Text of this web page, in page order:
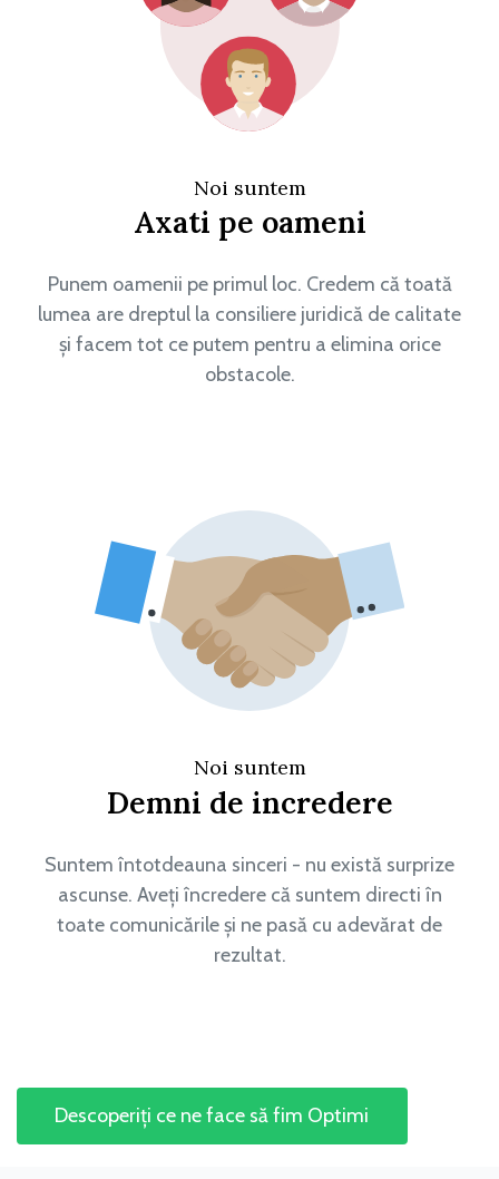
Noi suntem
Axati pe oameni
Punem oamenii pe primul loc. Credem că toată
lumea are dreptul la consiliere juridică de calitate
și facem tot ce putem pentru a elimina orice
obstacole.
Noi suntem
Demni de incredere
Suntem întotdeauna sinceri - nu există surprize
ascunse. Aveți încredere că suntem directi în
toate comunicările și ne pasă cu adevărat de
rezultat.
Descoperiți ce ne face să fim Optimi